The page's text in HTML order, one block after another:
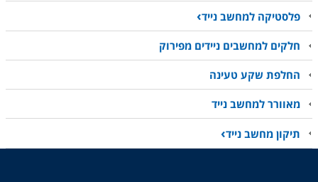
פלסטיקה למחשב נייד
חלקים למחשבים ניידים מפירוק
החלפת שקע טעינה
מאוורר למחשב נייד
תיקון מחשב נייד